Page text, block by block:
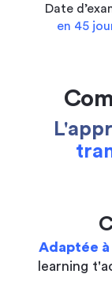
Date
en 45
Adaptée
learning